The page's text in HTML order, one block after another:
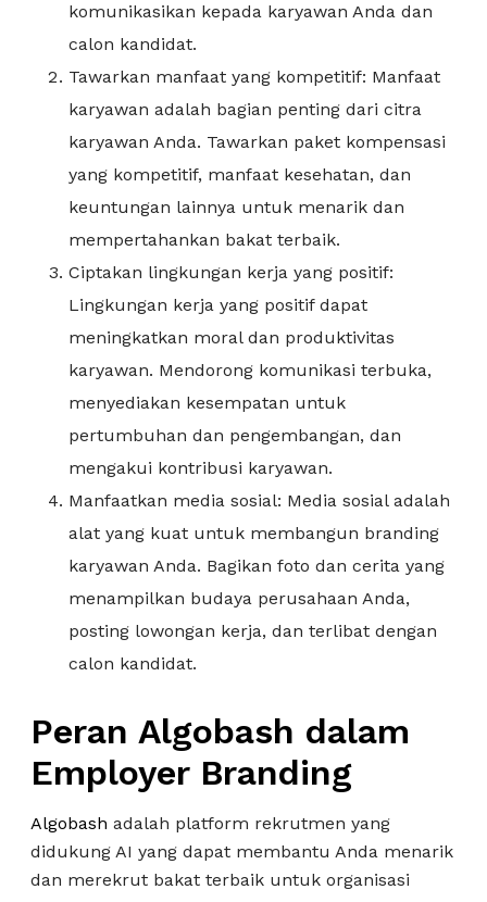
komunikasikan kepada karyawan Anda dan
calon kandidat.
Tawarkan manfaat yang kompetitif: Manfaat
karyawan adalah bagian penting dari citra
karyawan Anda. Tawarkan paket kompensasi
yang kompetitif, manfaat kesehatan, dan
keuntungan lainnya untuk menarik dan
mempertahankan bakat terbaik.
Ciptakan lingkungan kerja yang positif:
Lingkungan kerja yang positif dapat
meningkatkan moral dan produktivitas
karyawan. Mendorong komunikasi terbuka,
menyediakan kesempatan untuk
pertumbuhan dan pengembangan, dan
mengakui kontribusi karyawan.
Manfaatkan media sosial: Media sosial adalah
alat yang kuat untuk membangun branding
karyawan Anda. Bagikan foto dan cerita yang
menampilkan budaya perusahaan Anda,
posting lowongan kerja, dan terlibat dengan
calon kandidat.
Peran Algobash dalam
Employer Branding
Algobash adalah platform rekrutmen yang
didukung AI yang dapat membantu Anda menarik
dan merekrut bakat terbaik untuk organisasi